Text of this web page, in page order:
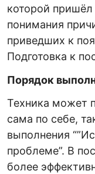
которой пришёл
понимания
приведших к
Подготовка к
Порядок
Техника может
сама по себе,
выполнения
проблеме”. В
более